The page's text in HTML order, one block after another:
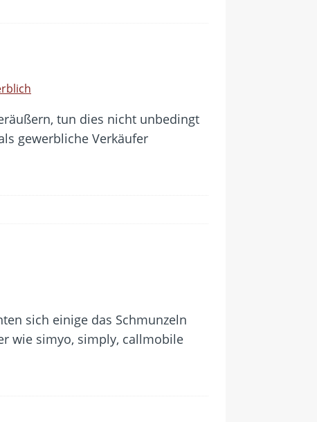
tun dies nicht unbedingt
gewerbliche Verkäufer
sich einige das Schmunzeln
wie simyo, simply, callmobile